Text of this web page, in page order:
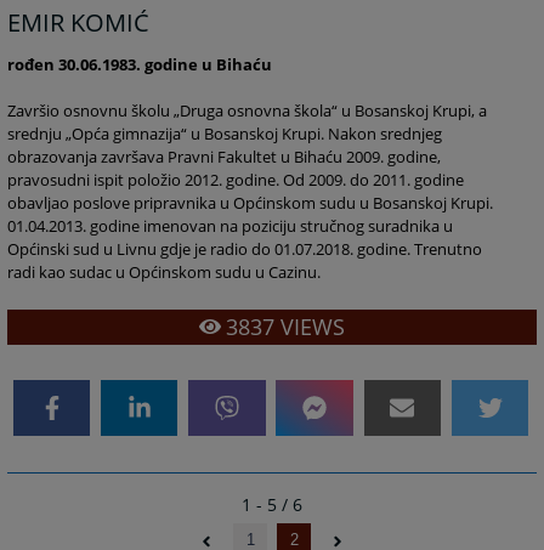
EMIR KOMIĆ
rođen 30.06.1983. godine u Bihaću
Završio osnovnu školu „Druga osnovna škola“ u Bosanskoj Krupi, a
srednju „Opća gimnazija“ u Bosanskoj Krupi. Nakon srednjeg
obrazovanja završava Pravni Fakultet u Bihaću 2009. godine,
pravosudni ispit položio 2012. godine. Od 2009. do 2011. godine
obavljao poslove pripravnika u Općinskom sudu u Bosanskoj Krupi.
01.04.2013. godine imenovan na poziciju stručnog suradnika u
Općinski sud u Livnu gdje je radio do 01.07.2018. godine. Trenutno
radi kao sudac u Općinskom sudu u Cazinu.
3837 VIEWS
1 - 5 / 6
1 2